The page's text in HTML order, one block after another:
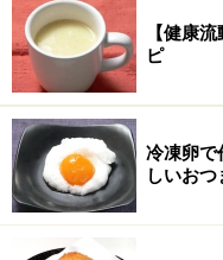
・【重詰について】
・ 【おせち料理が映え
※記事内容は執筆時点の
い。
※衛生面および保存状態に
す場合があります。必ず
べく早めにお召し上がり
法に注意してください。
【健康
ピ
冷凍卵
しいおつ